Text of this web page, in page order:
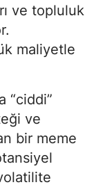
ve topluluk
maliyetle
“ciddi”
ve
bir meme